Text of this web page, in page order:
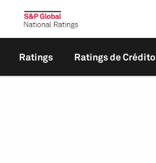
Ratings Ratings de Crédito